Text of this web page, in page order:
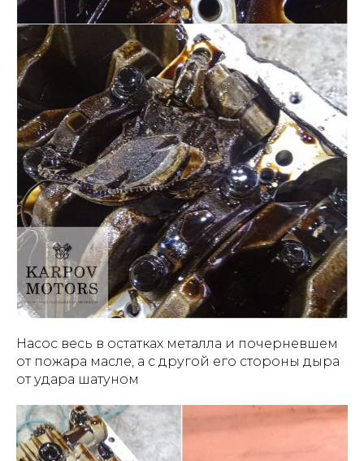
Насос весь в остатках металла и почерневшем
от пожара масле, а с другой его стороны дыра
от удара шатуном